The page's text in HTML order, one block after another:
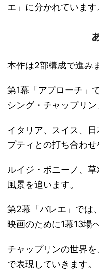
エ」に分かれています
本作は2部構成で進み
第1幕「アプローチ」
シング・チャップリン
イタリア、スイス、
プティとの打ち合わせ
ルイジ・ボニーノ、
風景を追います。
第2幕「バレエ」では
映画のために1幕13場
チャップリンの世界
で表現していきます。